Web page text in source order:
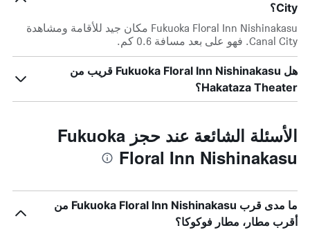
City؟
Fukuoka Floral Inn Nishinakasu مكان جيد للأقامة ومشاهدة
Canal City. فهو على بعد مسافة 0.6 كم.
هل Fukuoka Floral Inn Nishinakasu قريب من
Hakataza Theater؟
الأسئلة الشائعة عند حجز Fukuoka
Floral Inn Nishinakasu
ما مدى قرب Fukuoka Floral Inn Nishinakasu من
أقرب مطار، مطار فوكوكا؟